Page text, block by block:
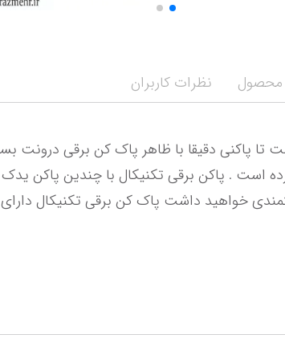
نظرات کاربران
پاک کن برقی تکنیکال دارای 2سر 2.3 و 5 میلی متر و یدک است.